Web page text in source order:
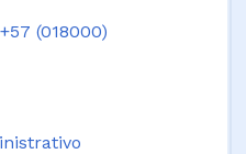
+57 (018000)